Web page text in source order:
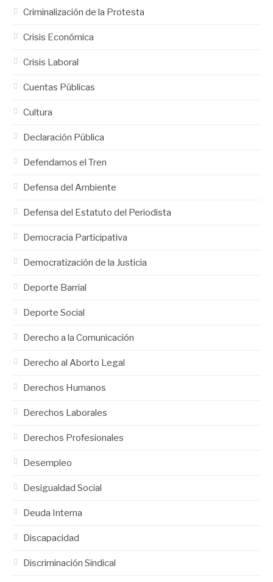
Criminalización de la Protesta
Crisis Económica
Crisis Laboral
Cuentas Públicas
Cultura
Declaración Pública
Defendamos el Tren
Defensa del Ambiente
Defensa del Estatuto del Periodista
Democracia Participativa
Democratización de la Justicia
Deporte Barrial
Deporte Social
Derecho a la Comunicación
Derecho al Aborto Legal
Derechos Humanos
Derechos Laborales
Derechos Profesionales
Desempleo
Desigualdad Social
Deuda Interna
Discapacidad
Discriminación Sindical